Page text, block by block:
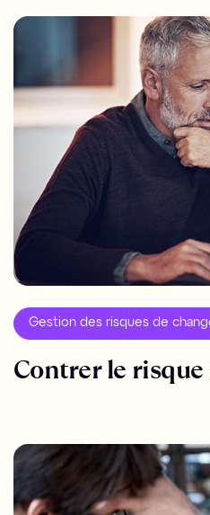
Gestion des risques de
Contrer le risque